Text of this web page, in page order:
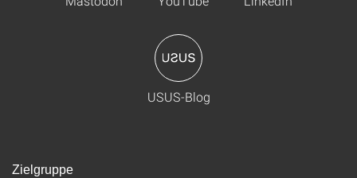
USUS-Blog
Zielgruppe